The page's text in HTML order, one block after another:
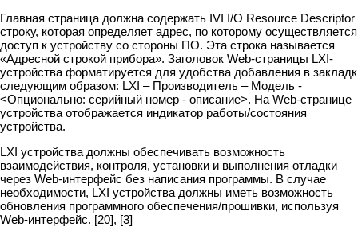
Главная страница должна содержать IVI I/O Resource Descriptor
строку, которая определяет адрес, по которому осуществляется
доступ к устройству со стороны ПО. Эта строка называется
«Адресной строкой прибора». Заголовок Web-страницы LXI-
устройства форматируется для удобства добавления в
следующим образом: LXI – Производитель – Модель -
<Опционально: серийный номер - описание>. На Web-странице
устройства отображается индикатор работы/состояния
устройства.
LXI устройства должны обеспечивать возможность
взаимодействия, контроля, установки и выполнения отладки
через Web-интерфейс без написания программы. В случае
необходимости, LXI устройства должны иметь возможность
обновления программного обеспечения/прошивки, используя
Web-интерфейс. [20], [3]